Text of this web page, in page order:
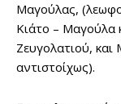
Μαγούλας,
Κιάτο – Μαγούλα
Ζευγολατιού,
αντιστοίχως).